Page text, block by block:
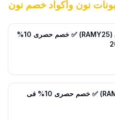
نون وأكواد خصم نون
نون بناطيل رجالي (RAMY25) ✅ خصم حصرى 10%
كوبون نون (RAMY25) ✅ خصم حصرى 10% فى